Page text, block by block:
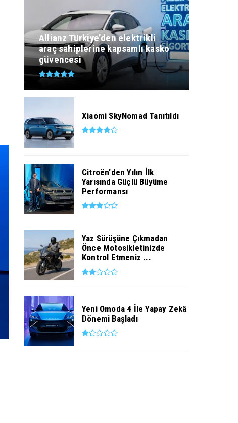
Allianz Türkiye’den elektrikli
araç sahiplerine kapsamlı kasko
güvencesi
Xiaomi SkyNomad Tanıtıldı
Citroën'den Yılın İlk
Yarısında Güçlü Büyüme
Performansı
Yaz Sürüşüne Çıkmadan
Önce Motosikletinizde
Kontrol Etmeniz ...
Yeni Omoda 4 İle Yapay Zekâ
Dönemi Başladı